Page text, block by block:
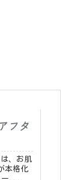
フタ
本格化
スメです😊 夏のダメー...